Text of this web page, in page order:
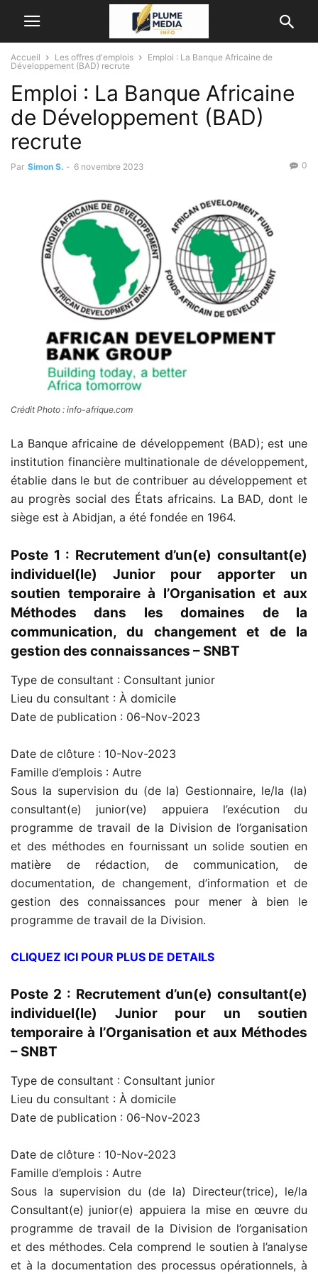
Accueil Les offres d'emplois
Emploi : La Banque Africaine de
Développement (BAD) recrute
Emploi : La Banque Africaine
de Développement (BAD)
recrute
Par Simon S. - 6 novembre 2023 0
Crédit Photo : info-afrique.com
La Banque africaine de développement (BAD); est une
institution financière multinationale de développement,
établie dans le but de contribuer au développement et
au progrès social des États africains. La BAD, dont le
siège est à Abidjan, a été fondée en 1964.
Poste 1 : Recrutement d’un(e) consultant(e)
individuel(le) Junior pour apporter un
soutien temporaire à l’Organisation et aux
Méthodes dans les domaines de la
communication, du changement et de la
gestion des connaissances – SNBT
Type de consultant : Consultant junior
Lieu du consultant : À domicile
Date de publication : 06-Nov-2023
Date de clôture : 10-Nov-2023
Famille d’emplois : Autre
Sous la supervision du (de la) Gestionnaire, le/la (la)
consultant(e) junior(ve) appuiera l’exécution du
programme de travail de la Division de l’organisation
et des méthodes en fournissant un solide soutien en
matière de rédaction, de communication, de
documentation, de changement, d’information et de
gestion des connaissances pour mener à bien le
programme de travail de la Division.
CLIQUEZ ICI POUR PLUS DE DETAILS
Poste 2 : Recrutement d’un(e) consultant(e)
individuel(le) Junior pour un soutien
temporaire à l’Organisation et aux Méthodes
– SNBT
Type de consultant : Consultant junior
Lieu du consultant : À domicile
Date de publication : 06-Nov-2023
Date de clôture : 10-Nov-2023
Famille d’emplois : Autre
Sous la supervision du (de la) Directeur(trice), le/la
Consultant(e) junior(e) appuiera la mise en œuvre du
programme de travail de la Division de l’organisation
et des méthodes. Cela comprend le soutien à l’analyse
et à la documentation des processus opérationnels, à